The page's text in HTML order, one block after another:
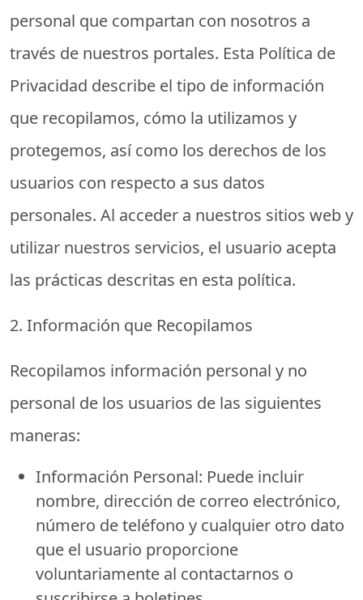
personal que compartan con nosotros a
través de nuestros portales. Esta Política de
Privacidad describe el tipo de información
que recopilamos, cómo la utilizamos y
protegemos, así como los derechos de los
usuarios con respecto a sus datos
personales. Al acceder a nuestros sitios web y
utilizar nuestros servicios, el usuario acepta
las prácticas descritas en esta política.
2. Información que Recopilamos
Recopilamos información personal y no
personal de los usuarios de las siguientes
maneras:
Información Personal: Puede incluir
nombre, dirección de correo electrónico,
número de teléfono y cualquier otro dato
que el usuario proporcione
voluntariamente al contactarnos o